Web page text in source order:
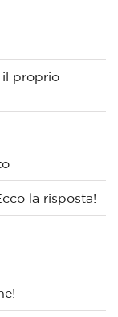
il proprio
la risposta!